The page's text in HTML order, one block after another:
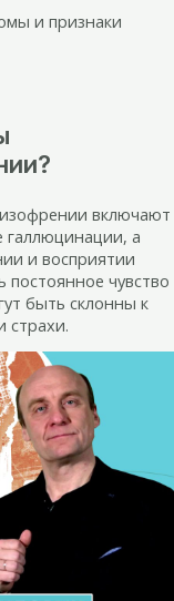
и признаки
включают
галлюцинации, а
и восприятии
чувство
быть склонны к
страхи.